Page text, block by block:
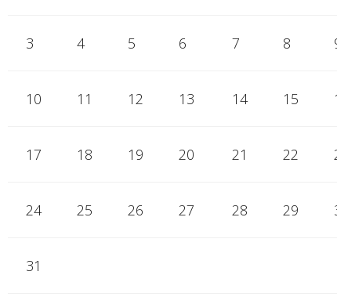
3 4 5 6 7 8
10 11 12 13 14 15
17 18 19 20 21 22
24 25 26 27 28 29
31